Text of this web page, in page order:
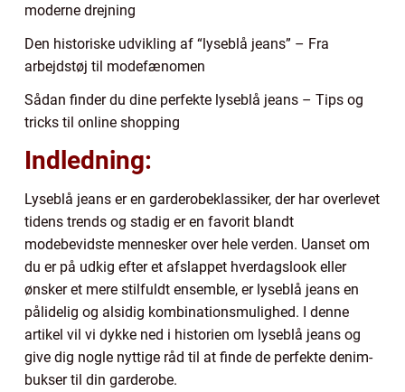
moderne drejning
Den historiske udvikling af “lyseblå jeans” – Fra
arbejdstøj til modefænomen
Sådan finder du dine perfekte lyseblå jeans – Tips og
tricks til online shopping
Indledning:
Lyseblå jeans er en garderobeklassiker, der har overlevet
tidens trends og stadig er en favorit blandt
modebevidste mennesker over hele verden. Uanset om
du er på udkig efter et afslappet hverdagslook eller
ønsker et mere stilfuldt ensemble, er lyseblå jeans en
pålidelig og alsidig kombinationsmulighed. I denne
artikel vil vi dykke ned i historien om lyseblå jeans og
give dig nogle nyttige råd til at finde de perfekte denim-
bukser til din garderobe.